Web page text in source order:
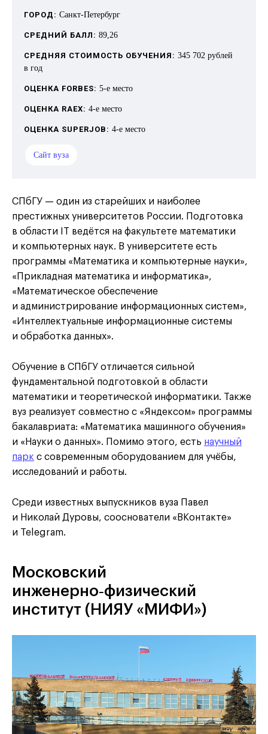
ГОРОД: Санкт-Петербург
СРЕДНИЙ БАЛЛ: 89,26
СРЕДНЯЯ СТОИМОСТЬ ОБУЧЕНИЯ: 345 702 рублей
в год
ОЦЕНКА FORBES: 5-е место
ОЦЕНКА RAEX: 4-е место
ОЦЕНКА SUPERJOB: 4-е место
Сайт вуза
СПбГУ — один из старейших и наиболее
престижных университетов России. Подготовка
в области IT ведётся на факультете математики
и компьютерных наук. В университете есть
программы «Математика и компьютерные науки»,
«Прикладная математика и информатика»,
«Математическое обеспечение
и администрирование информационных систем»,
«Интеллектуальные информационные системы
и обработка данных».
Обучение в СПбГУ отличается сильной
фундаментальной подготовкой в области
математики и теоретической информатики. Также
вуз реализует совместно с «Яндексом» программы
бакалавриата: «Математика машинного обучения»
и «Науки о данных». Помимо этого, есть научный
парк с современным оборудованием для учёбы,
исследований и работы.
Среди известных выпускников вуза Павел
и Николай Дуровы, сооснователи «ВКонтакте»
и Telegram.
Московский
инженерно‑физический
институт (НИЯУ «МИФИ»)